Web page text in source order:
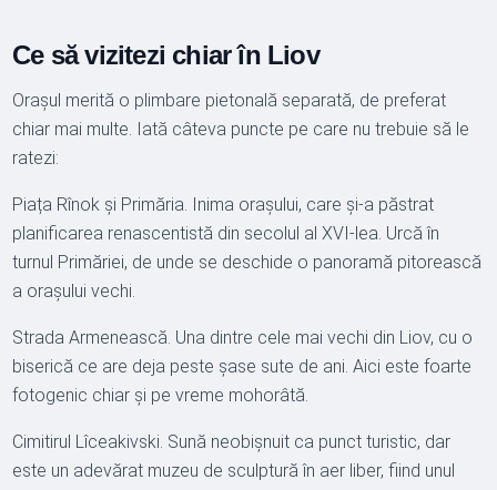
Ce să vizitezi chiar în Liov
Orașul merită o plimbare pietonală separată, de preferat
chiar mai multe. Iată câteva puncte pe care nu trebuie să le
ratezi:
Piața Rînok și Primăria. Inima orașului, care și-a păstrat
planificarea renascentistă din secolul al XVI-lea. Urcă în
turnul Primăriei, de unde se deschide o panoramă pitorească
a orașului vechi.
Strada Armenească. Una dintre cele mai vechi din Liov, cu o
biserică ce are deja peste șase sute de ani. Aici este foarte
fotogenic chiar și pe vreme mohorâtă.
Cimitirul Lîceakivski. Sună neobișnuit ca punct turistic, dar
este un adevărat muzeu de sculptură în aer liber, fiind unul